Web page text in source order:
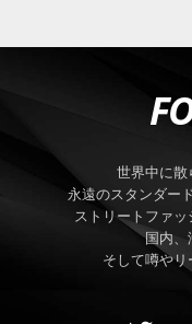
世界中に散
永遠のスタンダー
ストリートファ
国内、
そして噂やリ